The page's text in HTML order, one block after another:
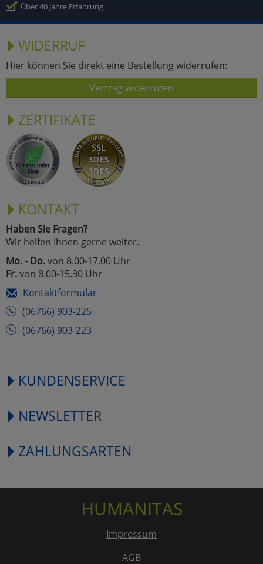
Über 40 Jahre Erfahrung
WIDERRUF
Hier können Sie direkt eine Bestellung widerrufen:
Vertrag widerrufen
ZERTIFIKATE
KONTAKT
Haben Sie Fragen?
Wir helfen Ihnen gerne weiter.
Mo. - Do.von 8.00-17.00 Uhr
Fr.von 8.00-15.30 Uhr
Kontaktformular
(06766) 903-225
(06766) 903-223
KUNDENSERVICE
NEWSLETTER
ZAHLUNGSARTEN
HUMANITAS
Impressum
AGB